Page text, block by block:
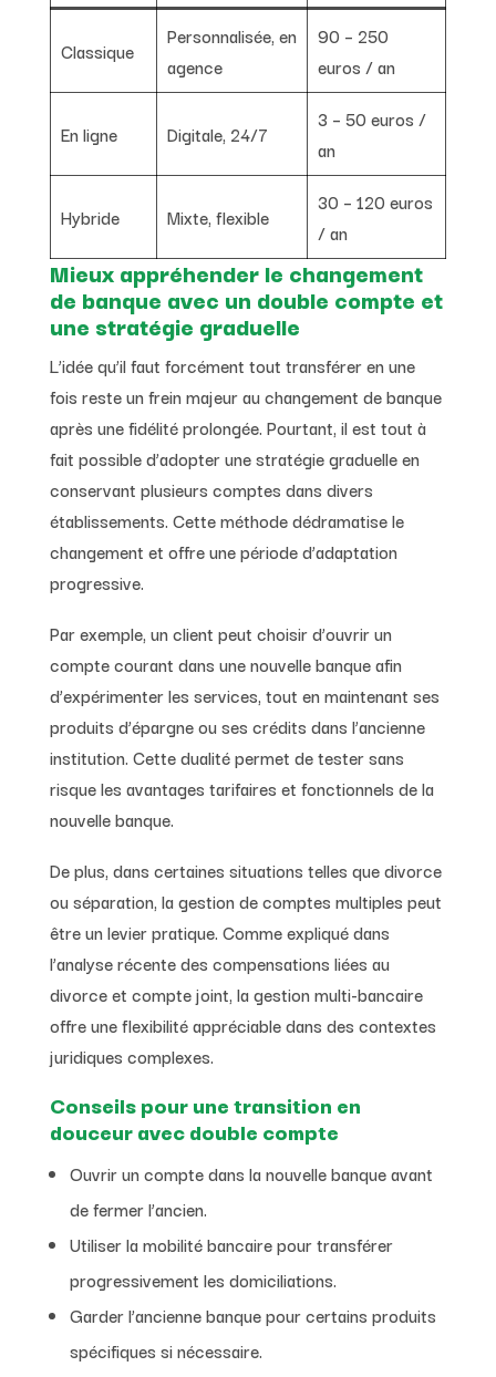
Classique
Personnalisée, en
agence
90 – 250
euros / an
En ligne Digitale, 24/7
3 – 50 euros /
an
Hybride Mixte, flexible
30 – 120 euros
/ an
Mieux appréhender le changement
de banque avec un double compte et
une stratégie graduelle
L’idée qu’il faut forcément tout transférer en une
fois reste un frein majeur au changement de banque
après une fidélité prolongée. Pourtant, il est tout à
fait possible d’adopter une stratégie graduelle en
conservant plusieurs comptes dans divers
établissements. Cette méthode dédramatise le
changement et offre une période d’adaptation
progressive.
Par exemple, un client peut choisir d’ouvrir un
compte courant dans une nouvelle banque afin
d’expérimenter les services, tout en maintenant ses
produits d’épargne ou ses crédits dans l’ancienne
institution. Cette dualité permet de tester sans
risque les avantages tarifaires et fonctionnels de la
nouvelle banque.
De plus, dans certaines situations telles que divorce
ou séparation, la gestion de comptes multiples peut
être un levier pratique. Comme expliqué dans
l’analyse récente des compensations liées au
divorce et compte joint, la gestion multi-bancaire
offre une flexibilité appréciable dans des contextes
juridiques complexes.
Conseils pour une transition en
douceur avec double compte
Ouvrir un compte dans la nouvelle banque avant
de fermer l’ancien.
Utiliser la mobilité bancaire pour transférer
progressivement les domiciliations.
Garder l’ancienne banque pour certains produits
spécifiques si nécessaire.